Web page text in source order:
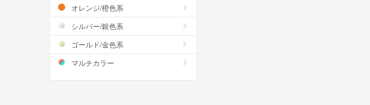
オレンジ/橙色系
シルバー/銀色系
ゴールド/金色系
マルチカラー